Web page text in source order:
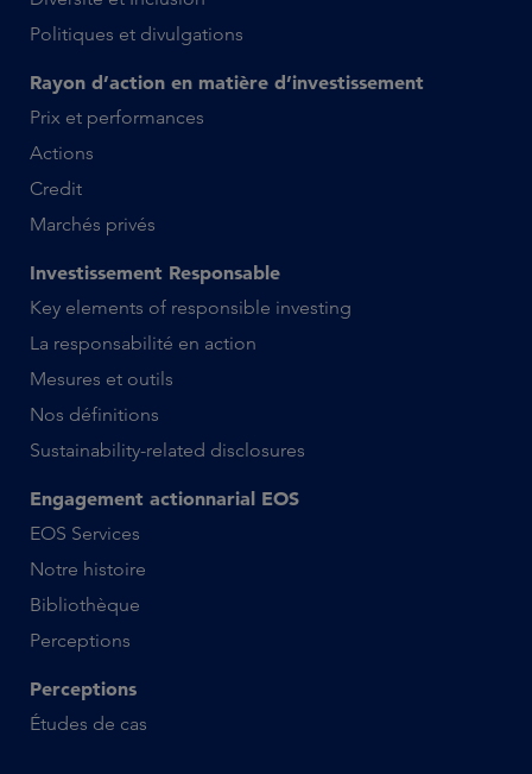
Politiques et divulgations
Rayon d’action en matière d’investissement
Prix et performances
Actions
Credit
Marchés privés
Investissement Responsable
Key elements of responsible investing
La responsabilité en action
Mesures et outils
Nos définitions
Sustainability-related disclosures
Engagement actionnarial EOS
EOS Services
Notre histoire
Bibliothèque
Perceptions
Perceptions
Études de cas